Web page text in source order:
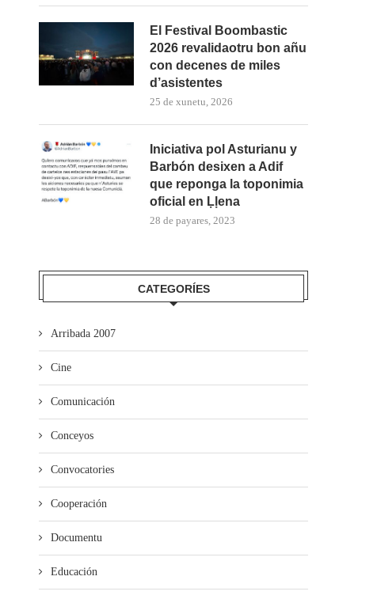
El Festival Boombastic
2026 revalidaotru bon añu
con decenes de miles
d’asistentes
25 de xunetu, 2026
Iniciativa pol Asturianu y
Barbón desixen a Adif
que reponga la toponimia
oficial en Ḷḷena
28 de payares, 2023
CATEGORÍES
Arribada 2007
Cine
Comunicación
Conceyos
Convocatories
Cooperación
Documentu
Educación